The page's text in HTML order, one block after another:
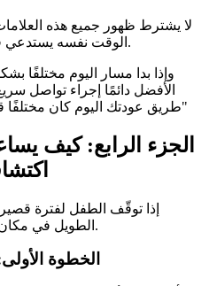
لا يشترط ظهور جميع هذه
الوقت نفسه يستدعي فتح حوار هادئ وداعم مع الطفل.
وإذا بدا مسار اليوم مختلفًا
الأفضل دائمًا إجراء تواصل
طريق عودتك اليوم كان مختلفًا قليلًا، هل كل شيء على ما يرام؟"
الجزء الرابع: كيف
إذا توقّف الطفل لفترة
الطويل في مكان غير مألوف يستحق دائمًا الانتباه.
الخطوة